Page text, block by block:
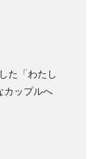
た「わたし
カップルへ